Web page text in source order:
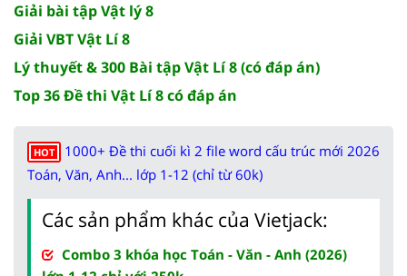
Giải bài tập Vật lý 8
Giải VBT Vật Lí 8
Lý thuyết & 300 Bài tập Vật Lí 8 (có đáp án)
Top 36 Đề thi Vật Lí 8 có đáp án
HOT
1000+ Đề thi cuối kì 2 file word cấu trúc mới 2026
Toán, Văn, Anh... lớp 1-12 (chỉ từ 60k)
Các sản phẩm khác của Vietjack:
Combo 3 khóa học Toán - Văn - Anh (2026)